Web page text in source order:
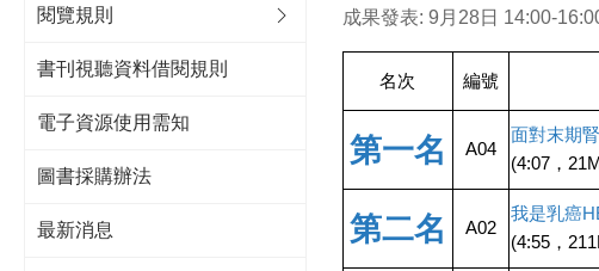
閱覽規則
書刊視聽資料借閱規則
電子資源使用需知
圖書採購辦法
最新消息
成果發表: 9月28日 14:00-
名次 編號
第一名 A04
面對末期
(4:07，
第二名 A02
我是乳癌
(4:55，